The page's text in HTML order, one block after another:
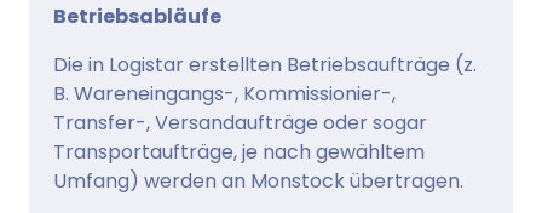
Betriebsabläufe
Die in Logistar erstellten Betriebsaufträge (z.
B. Wareneingangs-, Kommissionier-,
Transfer-, Versandaufträge oder sogar
Transportaufträge, je nach gewähltem
Umfang) werden an Monstock übertragen.